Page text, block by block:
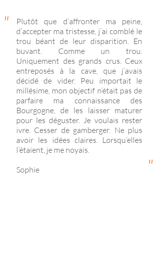
"
Plutôt que d’affronter ma peine,
d’accepter ma tristesse, j’ai comblé le
trou béant de leur disparition. En
buvant. Comme un trou.
Uniquement des grands crus. Ceux
entreposés à la cave, que j’avais
décidé de vider. Peu importait le
millésime, mon objectif n’était pas de
parfaire ma connaissance des
Bourgogne, de les laisser maturer
pour les déguster. Je voulais rester
ivre. Cesser de gamberger. Ne plus
avoir les idées claires. Lorsqu’elles
l’étaient, je me noyais.
Sophie
"